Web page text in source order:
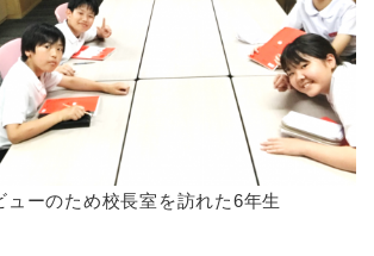
ューのため校長室を訪れた6年生